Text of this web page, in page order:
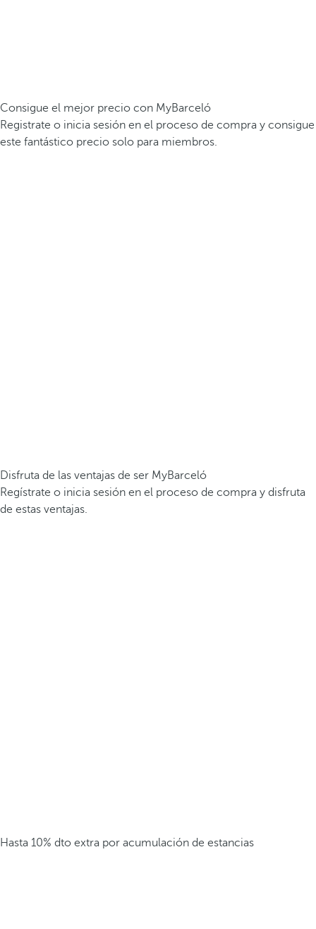
Consigue el mejor precio con MyBarceló
Registrate o inicia sesión en el proceso de compra y consigue
este fantástico precio solo para miembros.
Disfruta de las ventajas de ser MyBarceló
Regístrate o inicia sesión en el proceso de compra y disfruta
de estas ventajas.
Hasta 10% dto extra por acumulación de estancias